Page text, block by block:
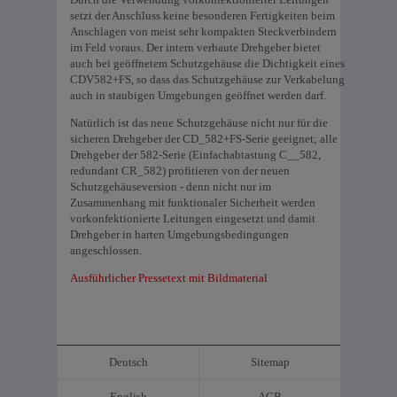
setzt der Anschluss keine besonderen Fertigkeiten beim
Anschlagen von meist sehr kompakten Steckverbindern
im Feld voraus. Der intern verbaute Drehgeber bietet
auch bei geöffnetem Schutzgehäuse die Dichtigkeit eines
CDV582+FS, so dass das Schutzgehäuse zur Verkabelung
auch in staubigen Umgebungen geöffnet werden darf.
Natürlich ist das neue Schutzgehäuse nicht nur für die
sicheren Drehgeber der CD_582+FS-Serie geeignet; alle
Drehgeber der 582-Serie (Einfachabtastung C__582,
redundant CR_582) profitieren von der neuen
Schutzgehäuseversion - denn nicht nur im
Zusammenhang mit funktionaler Sicherheit werden
vorkonfektionierte Leitungen eingesetzt und damit
Drehgeber in harten Umgebungsbedingungen
angeschlossen.
Ausführlicher Pressetext mit Bildmaterial
Deutsch Sitemap